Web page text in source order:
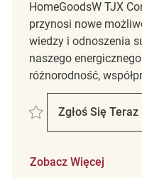
HomeGoodsW TJX
przynosi nowe
wiedzy i odnoszenia
naszego
różnorodność,
Zapisać Salesfloor /
Zgłoś Się Teraz
Zobacz Więcej